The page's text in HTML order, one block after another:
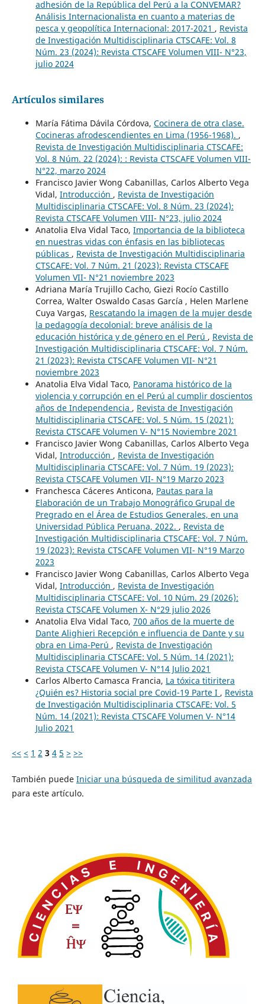
adhesión de la República del Perú a la CONVEMAR?
Análisis Internacionalista en cuanto a materias de
pesca y geopolítica Internacional: 2017-2021 , Revista
de Investigación Multidisciplinaria CTSCAFE: Vol. 8
Núm. 23 (2024): Revista CTSCAFE Volumen VIII- N°23,
julio 2024
Artículos similares
María Fátima Dávila Córdova, Cocinera de otra clase.
Cocineras afrodescendientes en Lima (1956-1968). ,
Revista de Investigación Multidisciplinaria CTSCAFE:
Vol. 8 Núm. 22 (2024): : Revista CTSCAFE Volumen VIII-
N°22, marzo 2024
Francisco Javier Wong Cabanillas, Carlos Alberto Vega
Vidal, Introducción , Revista de Investigación
Multidisciplinaria CTSCAFE: Vol. 8 Núm. 23 (2024):
Revista CTSCAFE Volumen VIII- N°23, julio 2024
Anatolia Elva Vidal Taco, Importancia de la biblioteca
en nuestras vidas con énfasis en las bibliotecas
públicas , Revista de Investigación Multidisciplinaria
CTSCAFE: Vol. 7 Núm. 21 (2023): Revista CTSCAFE
Volumen VII- N°21 noviembre 2023
Adriana María Trujillo Cacho, Giezi Rocío Castillo
Correa, Walter Oswaldo Casas García , Helen Marlene
Cuya Vargas, Rescatando la imagen de la mujer desde
la pedagogía decolonial: breve análisis de la
educación histórica y de género en el Perú , Revista de
Investigación Multidisciplinaria CTSCAFE: Vol. 7 Núm.
21 (2023): Revista CTSCAFE Volumen VII- N°21
noviembre 2023
Anatolia Elva Vidal Taco, Panorama histórico de la
violencia y corrupción en el Perú al cumplir doscientos
años de Independencia , Revista de Investigación
Multidisciplinaria CTSCAFE: Vol. 5 Núm. 15 (2021):
Revista CTSCAFE Volumen V- N°15 Noviembre 2021
Francisco Javier Wong Cabanillas, Carlos Alberto Vega
Vidal, Introducción , Revista de Investigación
Multidisciplinaria CTSCAFE: Vol. 7 Núm. 19 (2023):
Revista CTSCAFE Volumen VII- N°19 Marzo 2023
Franchesca Cáceres Anticona, Pautas para la
Elaboración de un Trabajo Monográfico Grupal de
Pregrado en el Área de Estudios Generales, en una
Universidad Pública Peruana, 2022. , Revista de
Investigación Multidisciplinaria CTSCAFE: Vol. 7 Núm.
19 (2023): Revista CTSCAFE Volumen VII- N°19 Marzo
2023
Francisco Javier Wong Cabanillas, Carlos Alberto Vega
Vidal, Introducción , Revista de Investigación
Multidisciplinaria CTSCAFE: Vol. 10 Núm. 29 (2026):
Revista CTSCAFE Volumen X- N°29 julio 2026
Anatolia Elva Vidal Taco, 700 años de la muerte de
Dante Alighieri Recepción e influencia de Dante y su
obra en Lima-Perú , Revista de Investigación
Multidisciplinaria CTSCAFE: Vol. 5 Núm. 14 (2021):
Revista CTSCAFE Volumen V- N°14 Julio 2021
Carlos Alberto Camasca Francia, La tóxica titiritera
¿Quién es? Historia social pre Covid-19 Parte I , Revista
de Investigación Multidisciplinaria CTSCAFE: Vol. 5
Núm. 14 (2021): Revista CTSCAFE Volumen V- N°14
Julio 2021
<< < 1 2 3 4 5 > >>
También puede Iniciar una búsqueda de similitud avanzada
para este artículo.